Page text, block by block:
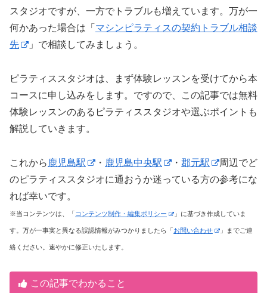
スタジオですが、一方でトラブルも増えています。万が一
何かあった場合は「 マシンピラティスの契約トラブル相談
先
」で相談してみましょう。
ピラティススタジオは、まず体験レッスンを受けてから本
コースに申し込みをします。ですので、この記事では無料
体験レッスンのあるピラティススタジオや選ぶポイントも
解説していきます。
これから 鹿児島駅 ・ 鹿児島中央駅 ・ 郡元駅
周辺でど
のピラティススタジオに通おうか迷っている方の参考にな
れば幸いです。
※当コンテンツは、「 コンテンツ制作・編集ポリシー 」に基づき作成していま
す。万が一事実と異なる誤認情報がみつかりましたら「お問い合わせ 」までご連
絡ください。速やかに修正いたします。
この記事でわかること